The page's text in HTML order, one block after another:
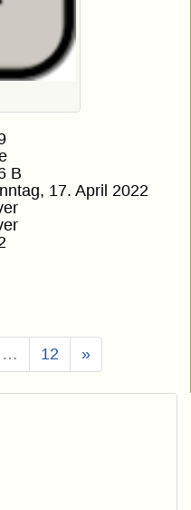
B
17. April 2022
… 12 »